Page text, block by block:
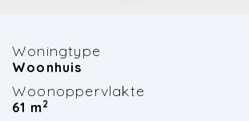
Woningtype
Woonhuis
Woonoppervlakte
61 m 2